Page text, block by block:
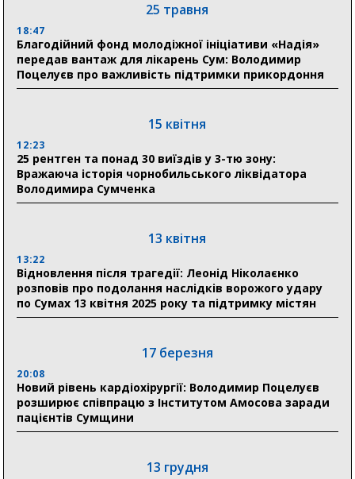
Сумщини пояснив, як отримати допомогу на зиму
17:52
«Укрексімбанк» припиняє виплату пенсій: у
Пенсійному фонді Сумщини пояснили, що робити
людям
відзнаки «Почесного громадянина міста Суми»
30 липня
Сумська клінічна лікарня Святого Пантелеймона
18:33
Олексій Романько долучився до обговорення Плану
стійкості Сумщини з Прем’єр-міністром
Місто посилює міжнародну співпрацю: Суми
отримали 12 потужних станцій для Пунктів обігріву
25 травня
18:47
Благодійний фонд молодіжної ініціативи «Надія»
передав вантаж для лікарень Сум: Володимир
Поцелуєв про важливість підтримки прикордоння
15 квітня
12:23
25 рентген та понад 30 виїздів у 3-тю зону:
Вражаюча історія чорнобильського ліквідатора
Володимира Сумченка
13 квітня
13:22
Відновлення після трагедії: Леонід Ніколаєнко
розповів про подолання наслідків ворожого удару
по Сумах 13 квітня 2025 року та підтримку містян
17 березня
20:08
Новий рівень кардіохірургії: Володимир Поцелуєв
розширює співпрацю з Інститутом Амосова заради
пацієнтів Сумщини
13 грудня